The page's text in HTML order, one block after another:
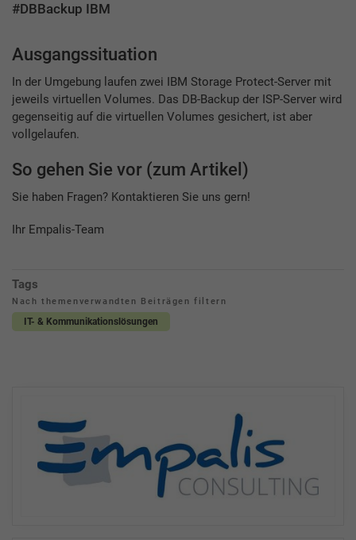
#DBBackup IBM
Ausgangssituation
In der Umgebung laufen zwei IBM Storage Protect-Server mit
jeweils virtuellen Volumes. Das DB-Backup der ISP-Server wird
gegenseitig auf die virtuellen Volumes gesichert, ist aber
vollgelaufen.
So gehen Sie vor (zum Artikel)
Sie haben Fragen? Kontaktieren Sie uns gern!
Ihr Empalis-Team
Tags
Nach themenverwandten Beiträgen filtern
IT- & Kommunikationslösungen